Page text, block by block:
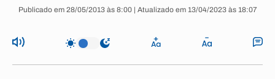
Publicado em 28/05/2013 às 8:00 | Atualizado em 13/04/2023 às 18:07